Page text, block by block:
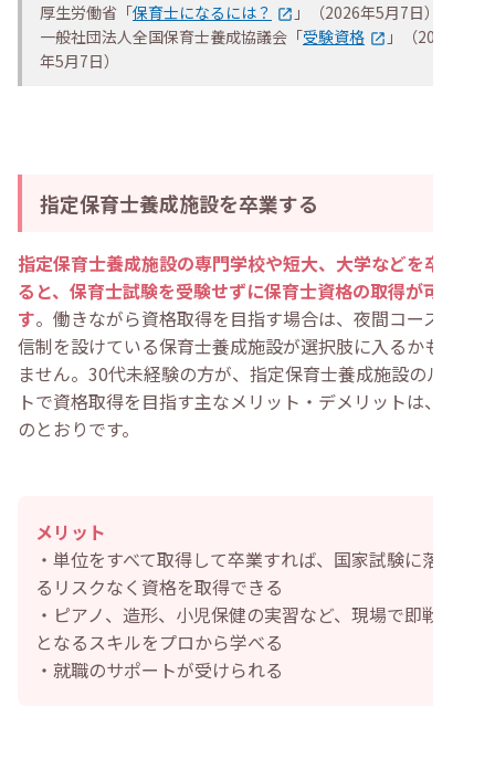
厚生労働省「保育士になるには？
」（2026年5月7日）
一般社団法人全国保育士養成協議会「受験資格
」（2026
年5月7日）
指定保育士養成施設を卒業する
指定保育士養成施設の専門学校や短大、大学などを卒業す
ると、保育士試験を受験せずに保育士資格の取得が可能で
す。働きながら資格取得を目指す場合は、夜間コースや通
信制を設けている保育士養成施設が選択肢に入るかもしれ
ません。30代未経験の方が、指定保育士養成施設のルー
トで資格取得を目指す主なメリット・デメリットは、以下
のとおりです。
メリット
・単位をすべて取得して卒業すれば、国家試験に落ち
るリスクなく資格を取得できる
・ピアノ、造形、小児保健の実習など、現場で即戦力
となるスキルをプロから学べる
・就職のサポートが受けられる